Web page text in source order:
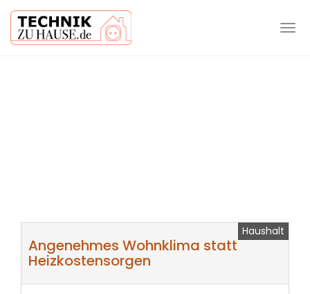
Haushalt
Angenehmes Wohnklima statt
Heizkostensorgen